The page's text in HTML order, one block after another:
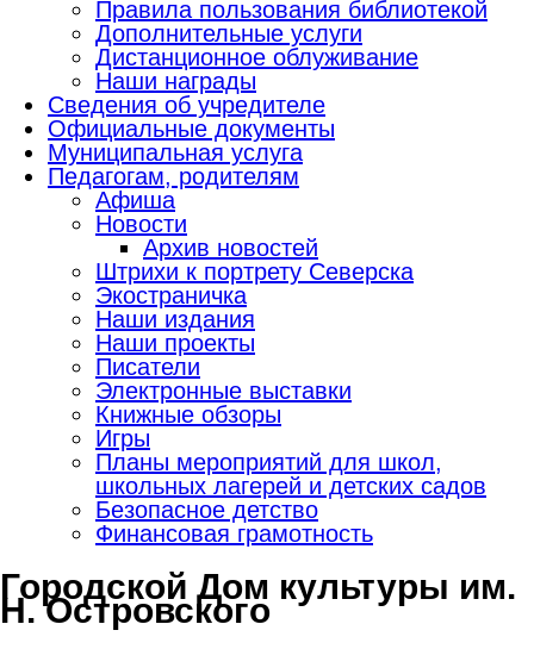
Правила пользования библиотекой
Дополнительные услуги
Дистанционное облуживание
Наши награды
Сведения об учредителе
Официальные документы
Муниципальная услуга
Педагогам, родителям
Афиша
Новости
Архив новостей
Штрихи к портрету Северска
Экостраничка
Наши издания
Наши проекты
Писатели
Электронные выставки
Книжные обзоры
Игры
Планы мероприятий для школ,
школьных лагерей и детских садов
Безопасное детство
Финансовая грамотность
Городской Дом культуры им.
Н. Островского